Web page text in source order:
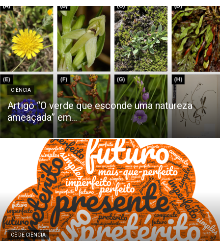
CIÊNCIA
Artigo “O verde que esconde uma natureza
ameaçada” em...
CÊ DE CIÊNCIA